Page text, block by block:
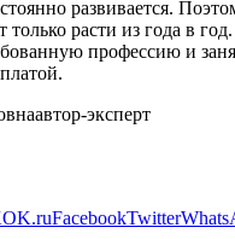
развивается.
только расти из года в
профессию и
эксперт
OK.ruFacebookTwitter